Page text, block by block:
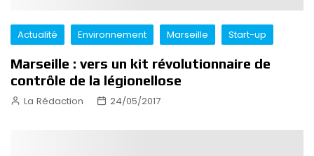
Actualité Environnement Marseille Start-up
Marseille : vers un kit révolutionnaire de
contrôle de la légionellose
La Rédaction 24/05/2017